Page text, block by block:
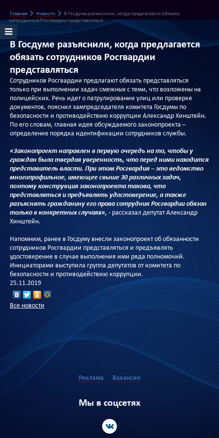
Главная Новости
В Госдуме разъяснили, когда предлагается обязать
сотрудников Росгвардии представляться
В Госдуме разъяснили, когда предлагается
обязать сотрудников Росгвардии
представляться
Сотрудников Росгвардии предлагают обязать представляться
только при выполнении задач смежных с теми, что возложены на
полицейских. Речь идет о патрулировании улиц или проверке
документов, пояснил зампредседателя комитета Госдумы по
безопасности и противодействию коррупции Александр Хинштейн.
По его словам, главная идея обсуждаемого законопроекта –
определение порядка идентификации сотрудников службы.
«Законопроект направлен в первую очередь на то, чтобы у
граждан была твердая уверенность, что перед ними находится
представитель власти. При этом Росгвардия – это ведомство
многопрофильное, имеющее свыше 30 различных задач,
поэтому конструкция законопроекта такова, что
представляться и предъявлять удостоверение, а также
разъяснять гражданину его права сотрудник Росгвардии обязан
только в конкретных случаях», - рассказал депутат Александр
Хинштейн.
Напомним, ранее в Госдуму внесли законопроект об обязанности
сотрудников Росгвардии представляться и предъявлять
удостоверение в случае выполнения ими ряда полномочий.
Инициаторами выступила группа депутатов от комитета по
безопасности и противодействию коррупции.
25.11.2019
Все новости
Реклама Вакансии
Мы в соцсетях